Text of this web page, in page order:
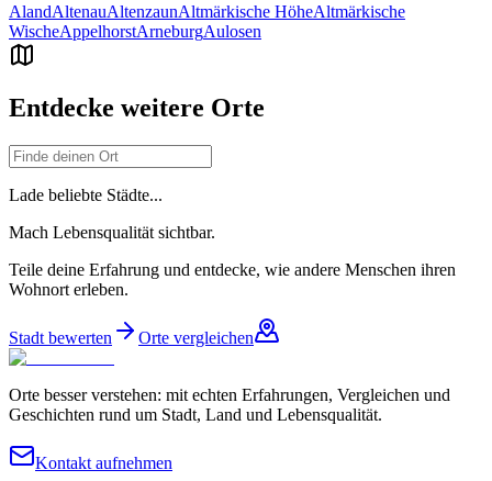
AlandAltenauAltenzaunAltmärkische HöheAltmärkische
WischeAppelhorstArneburgAulosen
Entdecke weitere Orte
Lade beliebte Städte...
Mach Lebensqualität sichtbar.
Teile deine Erfahrung und entdecke, wie andere Menschen ihren
Wohnort erleben.
Stadt bewerten Orte vergleichen
Orte besser verstehen: mit echten Erfahrungen, Vergleichen und
Geschichten rund um Stadt, Land und Lebensqualität.
Kontakt aufnehmen